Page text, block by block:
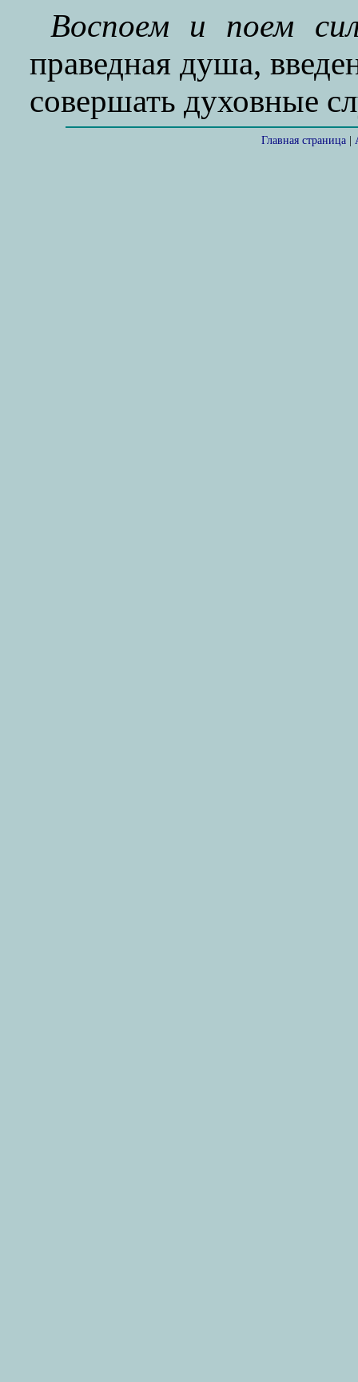
Воспоем и поем
праведная душа,
совершать духовные
Главная страница|